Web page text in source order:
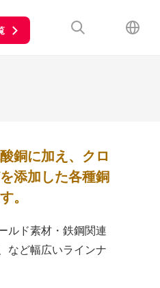
銅に加え、クロ
添加した各種銅
。
ルド素材・鉄鋼関連
など幅広いラインナ